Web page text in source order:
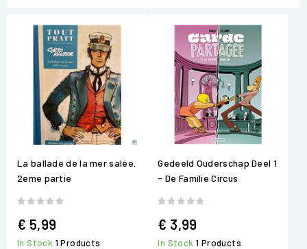
La ballade de la mer salée.
2eme partie
€ 5,99
In Stock 1 Products
Gedeeld Ouderschap Deel 1
- De Familie Circus
€ 3,99
In Stock1 Products